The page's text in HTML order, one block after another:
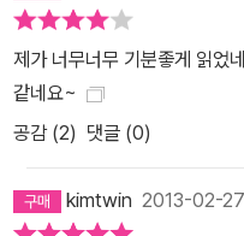
제가 너무너무 기분좋게 읽었
같네요~
공감 (2) 댓글 (0)
kimtwin 2013-02-27